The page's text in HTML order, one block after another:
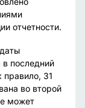
отчетности.
в последний
правило, 31
во второй
может